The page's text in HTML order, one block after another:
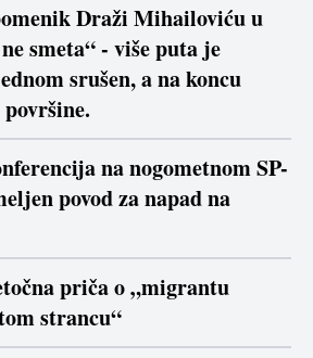
Draži Mihailoviću u
smeta“ - više puta je
srušen, a na koncu
na nogometnom SP-
povod za napad na
priča o „migrantu
strancu“